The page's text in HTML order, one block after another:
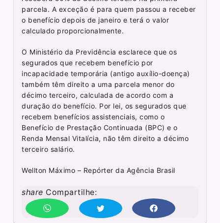
parcela. A exceção é para quem passou a receber
o benefício depois de janeiro e terá o valor
calculado proporcionalmente.
O Ministério da Previdência esclarece que os
segurados que recebem benefício por
incapacidade temporária (antigo auxílio-doença)
também têm direito a uma parcela menor do
décimo terceiro, calculada de acordo com a
duração do benefício. Por lei, os segurados que
recebem benefícios assistenciais, como o
Benefício de Prestação Continuada (BPC) e o
Renda Mensal Vitalícia, não têm direito a décimo
terceiro salário.
Wellton Máximo – Repórter da Agência Brasil
share Compartilhe: